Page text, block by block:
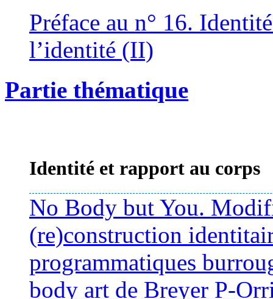
Préface au n° 16.
l’identité (II)
Partie thématique
Identité et rapport au corps
No Body but You.
(re)construction
programmatiques
body art de Breyer P-